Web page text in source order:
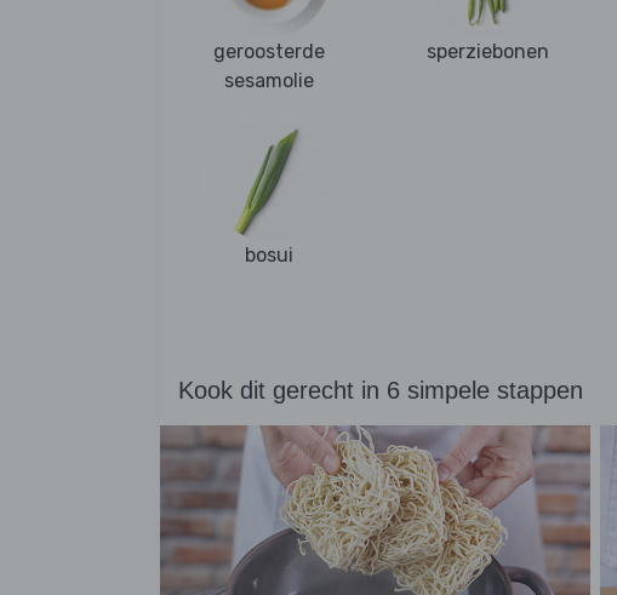
geroosterde
sesamolie
sperziebonen
bosui
Kook dit gerecht in 6 simpele stappen